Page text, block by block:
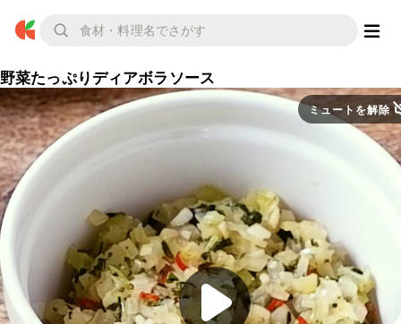
野菜たっぷりディアボラソース
ミュートを解除